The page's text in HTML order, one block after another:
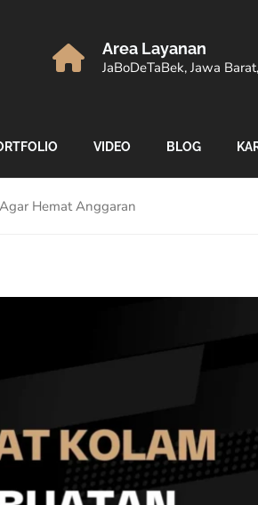
Area Layanan
JaBoDeTaBek, Jawa
VIDEO BLOG
Hemat Anggaran